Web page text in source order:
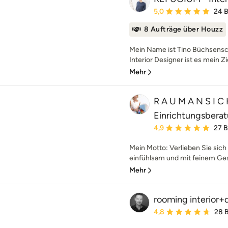
Durchschnittliche
5,0 24
8 Aufträge über Houzz
Mein Name ist Tino
Interior Designer ist es mein
Mehr
R A U M A N S I C
Durchschnittliche
4,9 27
Mein Motto: Verlieben Sie
einfühlsam und mit feinem
Mehr
rooming
Durchschnittliche
4,8 28